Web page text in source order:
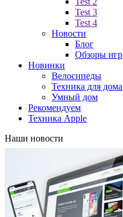
Test 3
Test 4
Новости
Блог
Обзоры игр
Новинки
Велосипеды
Техника для дома
Умный дом
Рекомендуем
Техника Apple
Наши новости